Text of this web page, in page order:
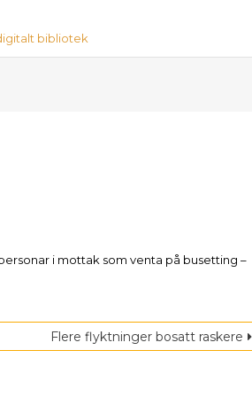
bibliotek
i mottak som venta på busetting –
Flere flyktninger bosatt raskere